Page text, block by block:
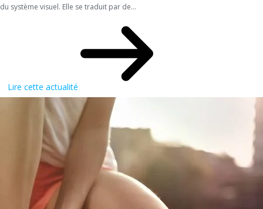
du système visuel. Elle se traduit par de...
Lire cette actualité